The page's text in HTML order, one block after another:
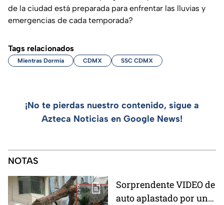
de la ciudad está preparada para enfrentar las lluvias y
emergencias de cada temporada?
Tags relacionados
Mientras Dormía CDMX SSC CDMX
¡No te pierdas nuestro contenido, sigue a
Azteca Noticias en Google News!
NOTAS
Sorprendente VIDEO de
auto aplastado por un